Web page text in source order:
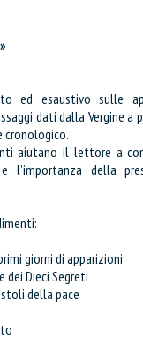
ed esaustivo sulle
dati dalla Vergine a
cronologico.
aiutano il lettore a
l’importanza della
giorni di apparizioni
dei Dieci Segreti
della pace